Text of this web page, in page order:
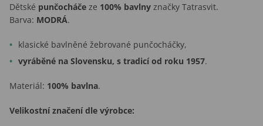
Dětské punčocháče ze 100% bavlny značky Tatrasvit.
Barva: MODRÁ.
klasické bavlněné žebrované punčocháčky,
vyráběné na Slovensku, s tradicí od roku 1957.
Materiál: 100% bavlna.
Velikostní značení dle výrobce: